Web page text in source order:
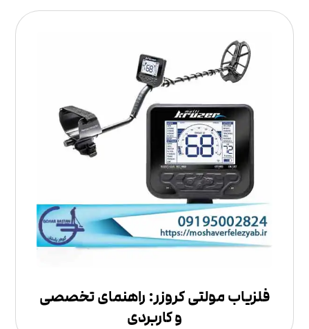
فلزیاب مولتی کروزر: راهنمای تخصصی
و کاربردی